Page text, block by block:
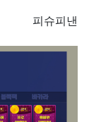
등록자
피슈피낸